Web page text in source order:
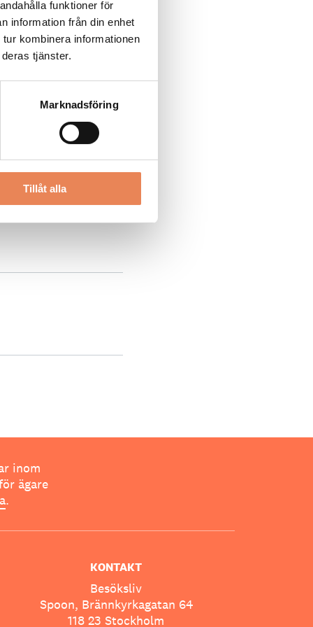
funktioner för
information från din enhet
kombinera informationen
tjänster.
Marknadsföring
Tillåt alla
inom
ägare
.
KONTAKT
Besöksliv
Spoon, Brännkyrkagatan 64
118 23 Stockholm